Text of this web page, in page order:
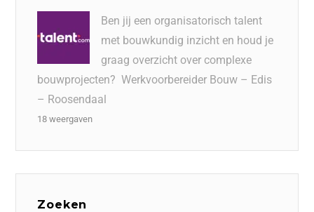
Ben jij een organisatorisch talent
met bouwkundig inzicht en houd je
graag overzicht over complexe
bouwprojecten? Werkvoorbereider Bouw – Edis
– Roosendaal
18 weergaven
Zoeken